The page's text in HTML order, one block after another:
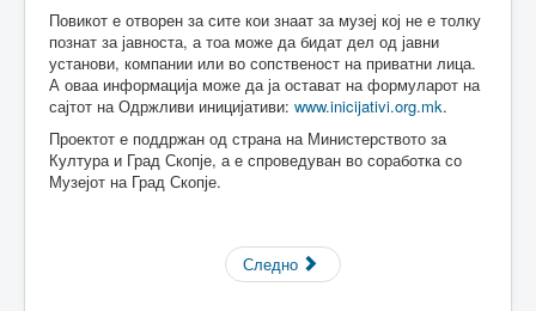
Повикот е отворен за сите кои знаат за музеј кој не е толку
познат за јавноста, а тоа може да бидат дел од јавни
установи, компании или во сопственост на приватни лица.
А оваа информација може да ја остават на формуларот на
сајтот на Одржливи иницијативи: www.inicijativi.org.mk.
Проектот е поддржан од страна на Министерството за
Култура и Град Скопје, а е спроведуван во соработка со
Музејот на Град Скопје.
Следно